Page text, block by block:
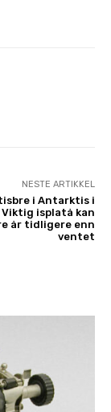
NESTE ARTIKKEL
i Antarktis i
isplatå kan
år tidligere enn
ventet